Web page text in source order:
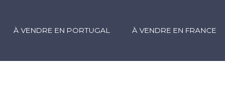
À VENDRE EN PORTUGAL À VENDRE EN FRANCE